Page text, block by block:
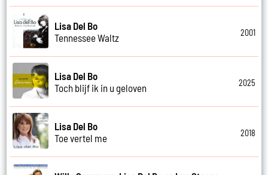
Lisa Del Bo
Tennessee Waltz
2001
Lisa Del Bo
Toch blijf ik in u geloven
2025
Lisa Del Bo
Toe vertel me
2018